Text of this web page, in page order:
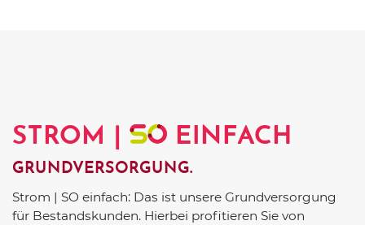
STROM | EINFACH
GRUNDVERSORGUNG.
Strom | SO einfach: Das ist unsere Grundversorgung
für Bestandskunden. Hierbei profitieren Sie von